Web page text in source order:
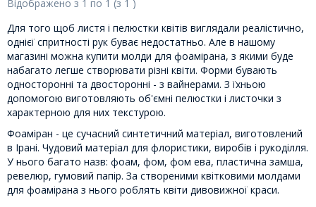
Відображено з 1 по 1 (з 1 )
Для того щоб листя і пелюстки квітів виглядали реалістично,
однієї спритності рук буває недостатньо. Але в нашому
магазині можна купити молди для фоамірана, з якими буде
набагато легше створювати різні квіти. Форми бувають
односторонні та двосторонні - з вайнерами. З їхньою
допомогою виготовляють об'ємні пелюстки і листочки з
характерною для них текстурою.
Фоаміран - це сучасний синтетичний матеріал, виготовлений
в Ірані. Чудовий матеріал для флористики, виробів і рукоділля.
У нього багато назв: фоам, фом, фом ева, пластична замша,
ревелюр, гумовий папір. За створеними квітковими молдами
для фоамірана з нього роблять квіти дивовижної краси.